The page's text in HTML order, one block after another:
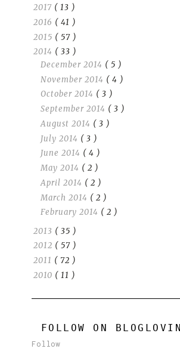
2017 ( 13 )
2016 ( 41 )
2015 ( 57 )
2014 ( 33 )
December 2014 ( 5 )
November 2014 ( 4 )
October 2014 ( 3 )
September 2014 ( 3 )
August 2014 ( 3 )
July 2014 ( 3 )
June 2014 ( 4 )
May 2014 ( 2 )
April 2014 ( 2 )
March 2014 ( 2 )
February 2014 ( 2 )
2013 ( 35 )
2012 ( 57 )
2011 ( 72 )
2010 ( 11 )
FOLLOW ON BLOGLOVIN
Follow